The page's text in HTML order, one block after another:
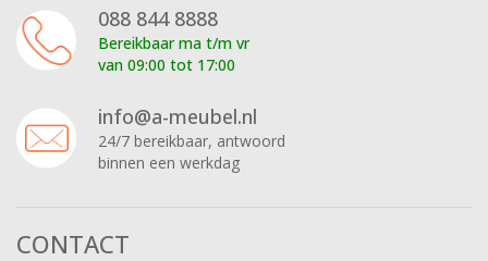
088 844 8888
Bereikbaar ma t/m vr
van 09:00 tot 17:00
info@a-meubel.nl
24/7 bereikbaar, antwoord
binnen een werkdag
CONTACT